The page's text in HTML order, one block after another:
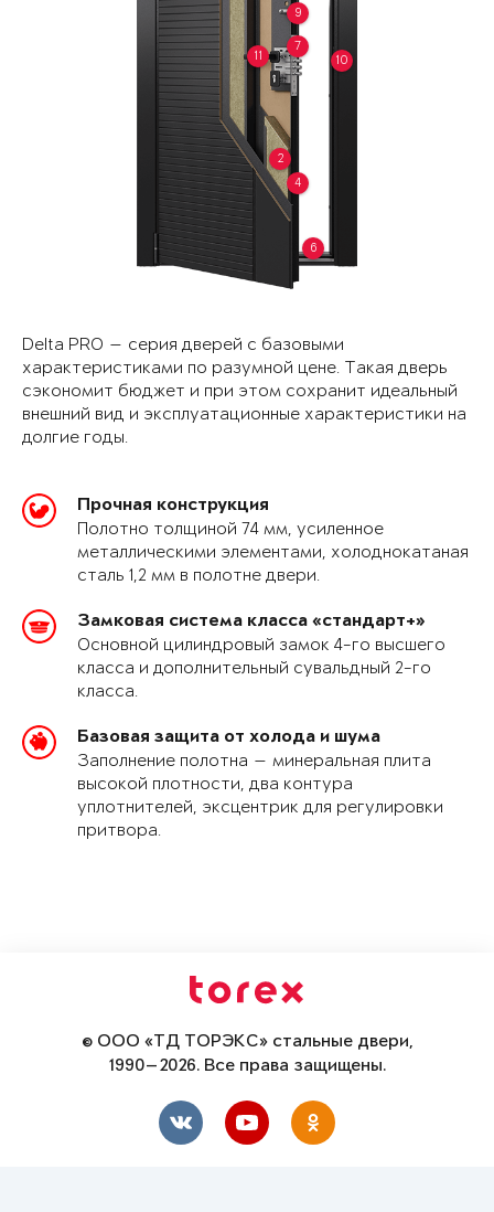
2
4
6
7
9
10
11
Delta PRO — серия дверей с базовыми
характеристиками по разумной цене. Такая дверь
сэкономит бюджет и при этом сохранит идеальный
внешний вид и эксплуатационные характеристики на
долгие годы.
Прочная конструкция
Полотно толщиной 74 мм, усиленное
металлическими элементами, холоднокатаная
сталь 1,2 мм в полотне двери.
Замковая система класса «стандарт+»
Основной цилиндровый замок 4-го высшего
класса и дополнительный сувальдный 2-го
класса.
Базовая защита от холода и шума
Заполнение полотна — минеральная плита
высокой плотности, два контура
уплотнителей, эксцентрик для регулировки
притвора.
© ООО «ТД ТОРЭКС» стальные двери,
1990—2026. Все права защищены.